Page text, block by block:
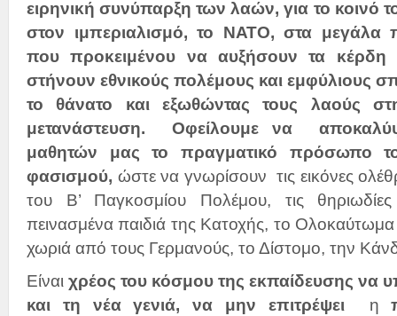
ειρηνική συνύπαρξη των λαών, για το κοινό
στον ιμπεριαλισμό, το ΝΑΤΟ, στα μεγάλα
που προκειμένου να αυξήσουν τα κέρδη
στήνουν εθνικούς πολέμους και εμφύλιους
το θάνατο και εξωθώντας τους λαούς
μετανάστευση. Οφείλουμε να
μαθητών μας το πραγματικό πρόσωπο
φασισμού, ώστε να γνωρίσουν τις εικόνες
του Β’ Παγκοσμίου Πολέμου, τις θηριωδίες
πεινασμένα παιδιά της Κατοχής, το
χωριά από τους Γερμανούς, το Δίστομο, την
Είναι χρέος του κόσμου της εκπαίδευσης να
και τη νέα γενιά, να μην επιτρέψει η